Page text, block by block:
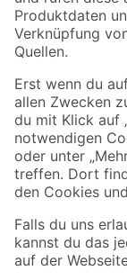
Sicher einkaufen
Jetzt die toom-
Alle Preisangaben in EUR
Umständen nicht in allen